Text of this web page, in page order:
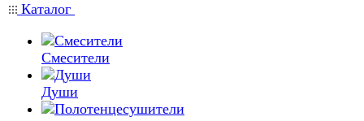
Каталог
Смесители
Души